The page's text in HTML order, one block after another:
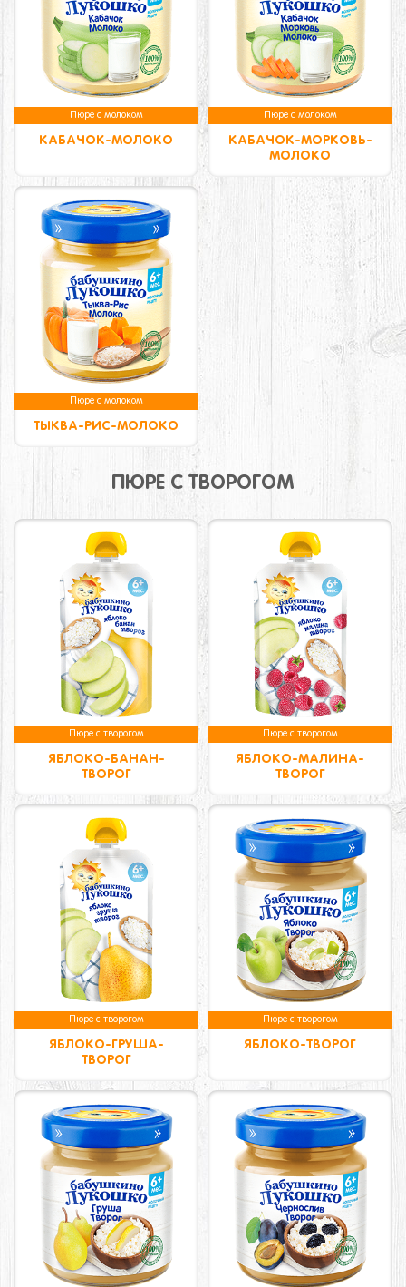
Пюре с молоком
КАБАЧОК-МОЛОКО
Пюре с молоком
КАБАЧОК-МОРКОВЬ-
МОЛОКО
Пюре с молоком
ТЫКВА-РИС-МОЛОКО
ПЮРЕ С ТВОРОГОМ
Пюре с творогом
ЯБЛОКО-БАНАН-
ТВОРОГ
Пюре с творогом
ЯБЛОКО-МАЛИНА-
ТВОРОГ
Пюре с творогом
ЯБЛОКО-ГРУША-
ТВОРОГ
Пюре с творогом
ЯБЛОКО-ТВОРОГ